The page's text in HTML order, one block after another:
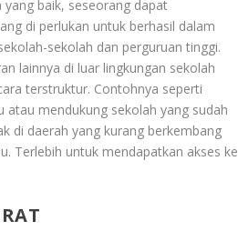
baik, seseorang dapat
di perlukan untuk berhasil dalam
sekolah dan perguruan tinggi.
lainnya di luar lingkungan sekolah
terstruktur. Contohnya seperti
mendukung sekolah yang sudah
di daerah yang kurang berkembang
Terlebih untuk mendapatkan akses ke